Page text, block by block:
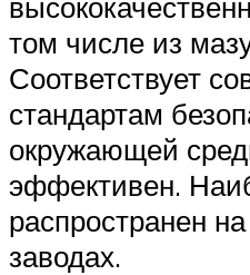
том числе из
Соответствует
стандартам
окружающей
эффективен.
распространен
заводах.